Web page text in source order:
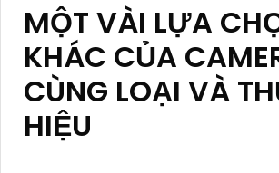
MỘT VÀI LỰA
KHÁC CỦA
CÙNG LOẠI VÀ
HIỆU